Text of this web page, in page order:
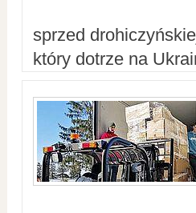
sprzed
który dotrze na